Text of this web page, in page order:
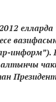
информ”).